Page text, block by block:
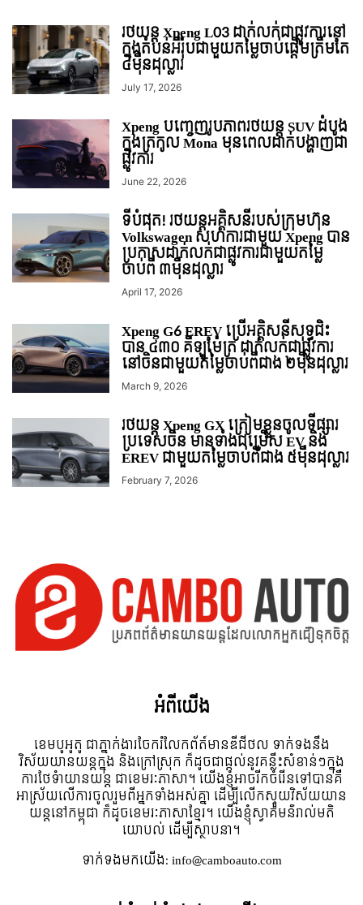
រថយន្ត Xpeng L03 ដាក់លក់ជាផ្លូវការនៅ
ក្នុងតំបន់អឺរ៉ុបជាមួយតម្លៃចាប់ផ្ដើមត្រឹមតែ
៤មុឺនដុល្លារ
July 17, 2026
Xpeng បញ្ចេញរូបភាពរថយន្ត SUV ដំបូង
ក្នុងត្រកូល Mona មុនពេលដាក់បង្ហាញជា
ផ្លូវការ
June 22, 2026
ទីបំផុត! រថយន្ដអគ្គិសនីរបស់ក្រុមហ៊ុន
Volkswagen សហការជាមួយ Xpeng បាន
ប្រកាសដាក់លក់ជាផ្លូវការជាមួយតម្លៃ
ចាប់ពី ៣មុឺនដុល្លារ
April 17, 2026
Xpeng G6 EREV ប្រើអគ្គិសនីសុទ្ធជិះ
បាន ៤៣០ គីឡូម៉ែត្រ ដាក់លក់ជាផ្លូវការ
នៅចិនជាមួយតម្លៃចាប់ពីជាង ២មុឺនដុល្លារ
March 9, 2026
រថយន្ត Xpeng GX ត្រៀមខ្លួនចូលទីផ្សារ
ប្រទេសចិន មានទាំងជម្រើស EV និង
EREV ជាមួយតម្លៃចាប់ពីជាង ៥ម៉ឺនដុល្លារ
February 7, 2026
អំពី​យើង
ខេមបូអូតូ ជាភ្នាក់ងារចែករំលែកព័ត៍មានឌីជីថល ទាក់ទងនឹង
វិស័យយានយន្តក្នុង និងក្រៅស្រុក ក៏ដូចជាផ្តល់នូវគន្លឹះសំខាន់ៗក្នុង
ការថែទំាយានយន្ត ជាខេមរៈភាសា។ យើងខ្ញុំអាចរីកចំរើនទៅបានគឺ
អាស្រ័យលើការចូលរួមពីអ្នកទាំងអស់គ្នា ដើម្បីលើកស្ទួយវិស័យយាន
យន្តនៅកម្ពុជា ក៏ដូចខេមរៈភាសាខ្មែរ។ យើងខ្ញុំស្វាគមន៌រាល់មតិ
យោបល់ ដើម្បីស្ថាបនា។
ទាក់ទង​មក​យើង:info@camboauto.com